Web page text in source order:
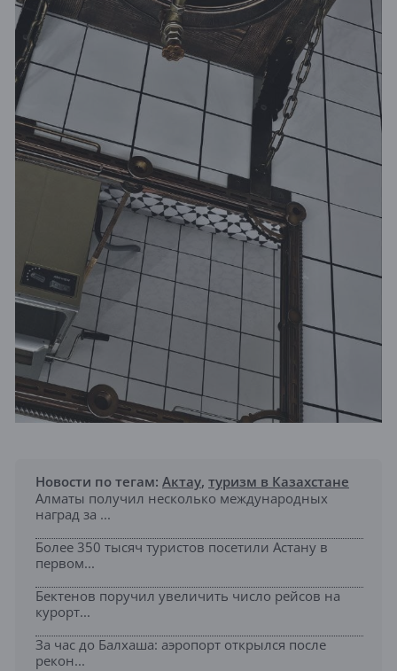
Новости по тегам: Актау, туризм в Казахстане
Алматы получил несколько международных
наград за ...
Более 350 тысяч туристов посетили Астану в
первом...
Бектенов поручил увеличить число рейсов на
курорт...
За час до Балхаша: аэропорт открылся после
рекон...